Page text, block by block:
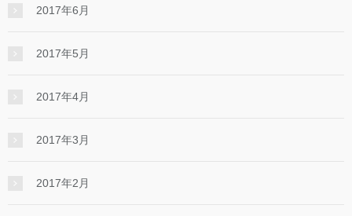
2017年6月
2017年5月
2017年4月
2017年3月
2017年2月